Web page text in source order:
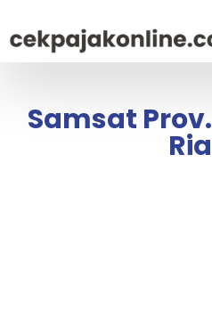
Samsat